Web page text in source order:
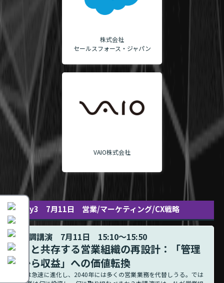
株式会社
セールスフォース・ジャパン
VAIO株式会社
Day3 7月11日 営業/マーケティング/CX戦略
基調講演 7月11日 15:10～15:50
AIと共存する営業組織の再設計：「管理
から収益」への価値転換
AIは急速に進化し、2040年には多くの営業業務を代替しうる。では